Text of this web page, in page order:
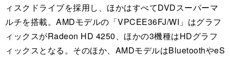
ィスクドライブを採用し、ほかはすべてDVDスーパーマ
ルチを搭載。AMDモデルの「VPCEE36FJ/WI」はグラフ
ィックスがRadeon HD 4250、ほかの3機種はHDグラフ
ィックスとなる。そのほか、AMDモデルはBluetoothやeS